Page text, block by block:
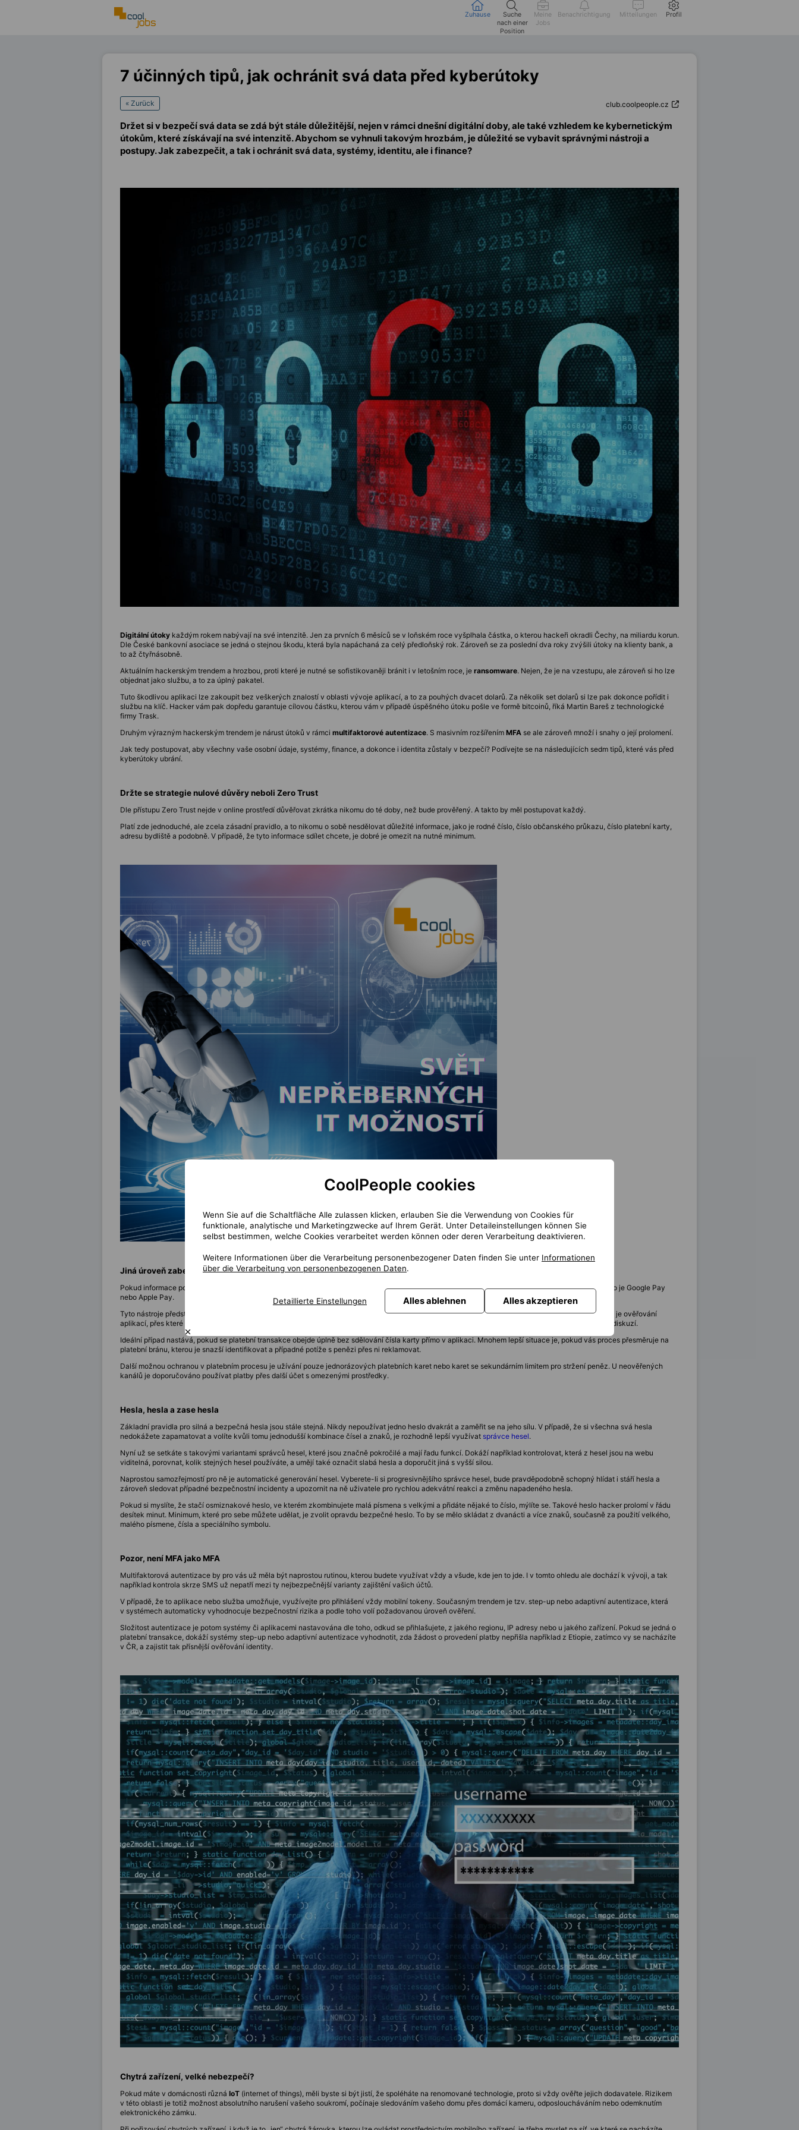
Zuhause
Suche
nach einer
Position
Meine
Jobs
Benachrichtigung Mitteilungen Profil
7 účinných tipů, jak ochránit svá data před kyberútoky
« Zurück club.coolpeople.cz
Držet si v bezpečí svá data se zdá být stále důležitější, nejen v rámci dnešní digitální doby, ale také vzhledem ke kybernetickým
útokům, které získávají na své intenzitě. Abychom se vyhnuli takovým hrozbám, je důležité se vybavit správnými nástroji a
postupy. Jak zabezpečit, a tak i ochránit svá data, systémy, identitu, ale i finance?
Digitální útoky každým rokem nabývají na své intenzitě. Jen za prvních 6 měsíců se v loňském roce vyšplhala částka, o kterou hackeři okradli Čechy, na miliardu korun.
Dle České bankovní asociace se jedná o stejnou škodu, která byla napáchaná za celý předloňský rok. Zároveň se za poslední dva roky zvýšili útoky na klienty bank, a
to až čtyřnásobně.
Aktuálním hackerským trendem a hrozbou, proti které je nutné se sofistikovaněji bránit i v letošním roce, je ransomware. Nejen, že je na vzestupu, ale zároveň si ho lze
objednat jako službu, a to za úplný pakatel.
Tuto škodlivou aplikaci lze zakoupit bez veškerých znalostí v oblasti vývoje aplikací, a to za pouhých dvacet dolarů. Za několik set dolarů si lze pak dokonce pořídit i
službu na klíč. Hacker vám pak dopředu garantuje cílovou částku, kterou vám v případě úspěšného útoku pošle ve formě bitcoinů, říká Martin Bareš z technologické
firmy Trask.
Druhým výrazným hackerským trendem je nárust útoků v rámci multifaktorové autentizace. S masivním rozšířením MFA se ale zároveň množí i snahy o její prolomení.
Jak tedy postupovat, aby všechny vaše osobní údaje, systémy, finance, a dokonce i identita zůstaly v bezpečí? Podívejte se na následujících sedm tipů, které vás před
kyberútoky ubrání.
Držte se strategie nulové důvěry neboli Zero Trust
Dle přístupu Zero Trust nejde v online prostředí důvěřovat zkrátka nikomu do té doby, než bude prověřený. A takto by měl postupovat každý.
Platí zde jednoduché, ale zcela zásadní pravidlo, a to nikomu o sobě nesdělovat důležité informace, jako je rodné číslo, číslo občanského průkazu, číslo platební karty,
adresu bydliště a podobně. V případě, že tyto informace sdílet chcete, je dobré je omezit na nutné minimum.
Jiná úroveň zabezpečení pro každý kanál
Pokud informace poskytujete, dělejte to pouze bezpečnou formou. V případě platebních transakcí je jistější využívat mainstreamových platforem, jako je Google Pay
nebo Apple Pay.
Tyto nástroje představují nejen známé kanály, ale také jsou vybaveny vysokou úrovní zabezpečení. Dalším důležitým a mnohdy opomíjeným krokem je ověřování
aplikací, přes které nakupujete či prodáváte. Jejich kontrolu lze provádět například skrze recenze na Googlu, ověřením certifikátu či nahlédnutím do diskuzí.
Ideální případ nastává, pokud se platební transakce obejde úplně bez sdělování čísla karty přímo v aplikaci. Mnohem lepší situace je, pokud vás proces přesměruje na
platební bránu, kterou je snazší identifikovat a případné potíže s penězi přes ni reklamovat.
Další možnou ochranou v platebním procesu je užívání pouze jednorázových platebních karet nebo karet se sekundárním limitem pro stržení peněz. U neověřených
kanálů je doporučováno používat platby přes další účet s omezenými prostředky.
Hesla, hesla a zase hesla
Základní pravidla pro silná a bezpečná hesla jsou stále stejná. Nikdy nepoužívat jedno heslo dvakrát a zaměřit se na jeho sílu. V případě, že si všechna svá hesla
nedokážete zapamatovat a volíte kvůli tomu jednodušší kombinace čísel a znaků, je rozhodně lepší využívat správce hesel.
Nyní už se setkáte s takovými variantami správců hesel, které jsou značně pokročilé a mají řadu funkcí. Dokáží například kontrolovat, která z hesel jsou na webu
viditelná, porovnat, kolik stejných hesel používáte, a umějí také označit slabá hesla a doporučit jiná s vyšší silou.
Naprostou samozřejmostí pro ně je automatické generování hesel. Vyberete-li si progresivnějšího správce hesel, bude pravděpodobně schopný hlídat i stáří hesla a
zároveň sledovat případné bezpečnostní incidenty a upozornit na ně uživatele pro rychlou adekvátní reakci a změnu napadeného hesla.
Pokud si myslíte, že stačí osmiznakové heslo, ve kterém zkombinujete malá písmena s velkými a přidáte nějaké to číslo, mýlíte se. Takové heslo hacker prolomí v řádu
desítek minut. Minimum, které pro sebe můžete udělat, je zvolit opravdu bezpečné heslo. To by se mělo skládat z dvanácti a více znaků, současně za použití velkého,
malého písmene, čísla a speciálního symbolu.
Pozor, není MFA jako MFA
Multifaktorová autentizace by pro vás už měla být naprostou rutinou, kterou budete využívat vždy a všude, kde jen to jde. I v tomto ohledu ale dochází k vývoji, a tak
například kontrola skrze SMS už nepatří mezi ty nejbezpečnější varianty zajištění vašich účtů.
V případě, že to aplikace nebo služba umožňuje, využívejte pro přihlášení vždy mobilní tokeny. Současným trendem je tzv. step-up nebo adaptivní autentizace, která
v systémech automaticky vyhodnocuje bezpečnostní rizika a podle toho volí požadovanou úroveň ověření.
Složitost autentizace je potom systémy či aplikacemi nastavována dle toho, odkud se přihlašujete, z jakého regionu, IP adresy nebo u jakého zařízení. Pokud se jedná o
platební transakce, dokáží systémy step-up nebo adaptivní autentizace vyhodnotit, zda žádost o provedení platby nepřišla například z Etiopie, zatímco vy se nacházíte
v ČR, a zajistit tak přísnější ověřování identity.
Chytrá zařízení, velké nebezpečí?
Pokud máte v domácnosti různá IoT (internet of things), měli byste si být jistí, že spoléháte na renomované technologie, proto si vždy ověřte jejich dodavatele. Rizikem
v této oblasti je totiž možnost absolutního narušení vašeho soukromí, počínaje sledováním vašeho domu přes domácí kameru, odposloucháváním nebo odemknutím
elektronického zámku.
CoolPeople cookies
Wenn Sie auf die Schaltfläche Alle zulassen klicken, erlauben Sie die Verwendung von Cookies für
funktionale, analytische und Marketingzwecke auf Ihrem Gerät. Unter Detaileinstellungen können Sie
selbst bestimmen, welche Cookies verarbeitet werden können oder deren Verarbeitung deaktivieren.
Weitere Informationen über die Verarbeitung personenbezogener Daten finden Sie unter Informationen
über die Verarbeitung von personenbezogenen Daten.
Detaillierte Einstellungen Alles ablehnen Alles akzeptieren